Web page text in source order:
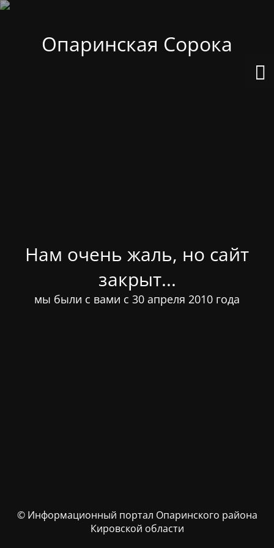
Опаринская Сорока
Нам очень жаль, но сайт
закрыт...
мы были с вами с 30 апреля 2010 года
© Информационный портал Опаринского района
Кировской области